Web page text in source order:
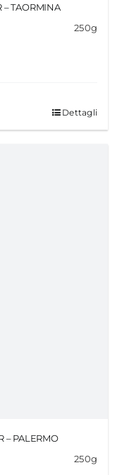
– TAORMINA
250g
Dettagli
– PALERMO
250g